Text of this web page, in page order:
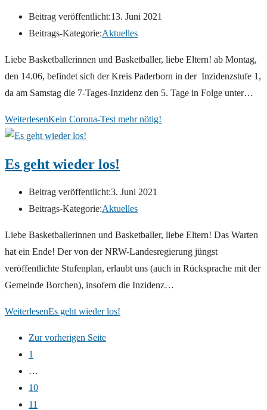
Beitrag veröffentlicht:13. Juni 2021
Beitrags-Kategorie:Aktuelles
Liebe Basketballerinnen und Basketballer, liebe Eltern! ab Montag,
den 14.06, befindet sich der Kreis Paderborn in der Inzidenzstufe 1,
da am Samstag die 7-Tages-Inzidenz den 5. Tage in Folge unter…
WeiterlesenKein Corona-Test mehr nötig!
Es geht wieder los!
Beitrag veröffentlicht:3. Juni 2021
Beitrags-Kategorie:Aktuelles
Liebe Basketballerinnen und Basketballer, liebe Eltern! Das Warten
hat ein Ende! Der von der NRW-Landesregierung jüngst
veröffentlichte Stufenplan, erlaubt uns (auch in Rücksprache mit der
Gemeinde Borchen), insofern die Inzidenz…
WeiterlesenEs geht wieder los!
Zur vorherigen Seite
1
…
10
11